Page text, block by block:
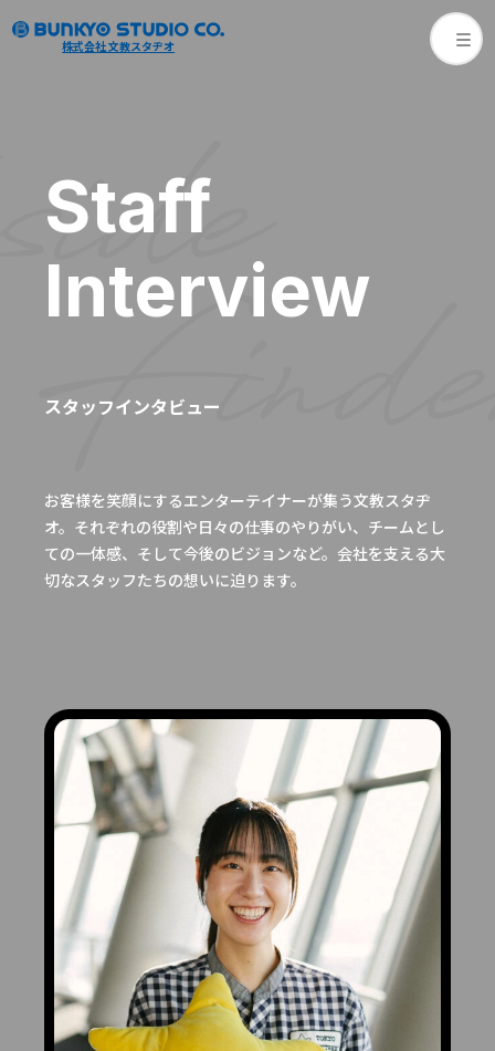
株式会社 文教スタヂオ
Staff
Interview
スタッフインタビュー
お客様を笑顔にするエンターテイナーが集う文教スタヂ
オ。それぞれの役割や日々の仕事のやりがい、チームとし
ての一体感、そして今後のビジョンなど。会社を支える大
切なスタッフたちの想いに迫ります。